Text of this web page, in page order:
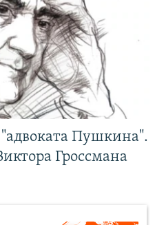
"адвоката Пушкина".
Гроссмана